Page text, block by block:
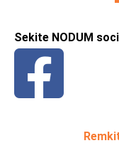
Sekite NODUM